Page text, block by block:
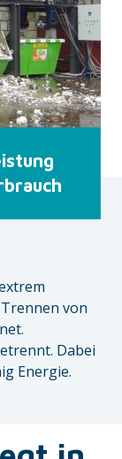
von
Dabei
Energie.